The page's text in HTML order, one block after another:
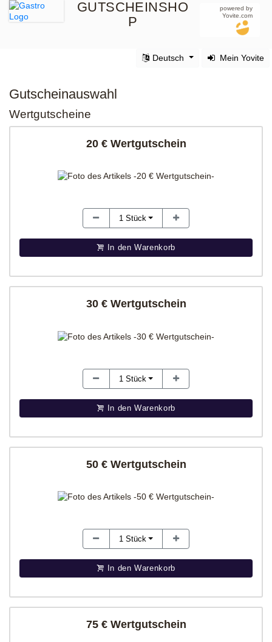
GUTSCHEINSHO
P
powered by
Yovite.com
Mein Yovite
Deutsch
Gutscheinauswahl
Wertgutscheine
20 € Wertgutschein
1 Stück
In den Warenkorb
30 € Wertgutschein
1 Stück
In den Warenkorb
50 € Wertgutschein
1 Stück
In den Warenkorb
75 € Wertgutschein